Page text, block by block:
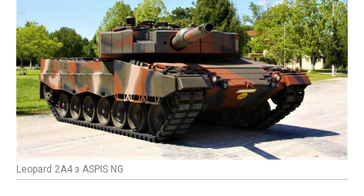
Leopard 2A4 з ASPIS NG